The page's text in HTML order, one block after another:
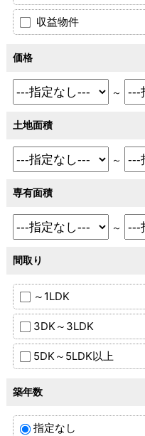
収益物件
価格
～
土地面積
～
専有面積
～
間取り
～1LDK
3DK～3LDK
5DK～5LDK以上
築年数
指定なし